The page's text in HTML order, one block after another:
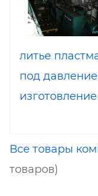
литье
под
изготовление
Все товары
товаров)